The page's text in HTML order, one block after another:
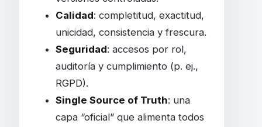
Calidad: completitud, exactitud,
unicidad, consistencia y frescura.
Seguridad: accesos por rol,
auditoría y cumplimiento (p. ej.,
RGPD).
Single Source of Truth: una
capa “oficial” que alimenta todos